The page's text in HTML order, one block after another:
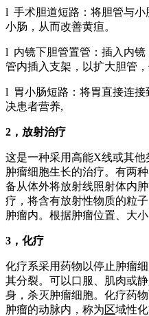
l 手术胆道短路：将胆管与小
小肠，从而改善黄疸。
l 内镜下胆管置管：插入内镜
管内插入支架，以扩大胆管
l 胃小肠短路：将胃直接连
决患者营养,
2 ，放射治疗
这是一种采用高能X线或其他
肿瘤细胞生长的治疗。有两
备从体外将放射线照射体内
疗，将含有放射性物质的粒
肿瘤内。根据肿瘤位置、大
3 ，化疗
化疗系采用药物以停止肿瘤
其分裂。可以口服、肌肉或
身，杀灭肿瘤细胞。化疗药
肿瘤的动脉内，称为区域性